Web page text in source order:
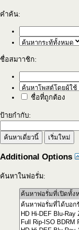
คำค้น:
ชื่อสมาาชิก:
ชื่อที่ถูกต้อง
ป้ายกำกับ:
Additional Options
ค้นหาในฟอรั่ม: